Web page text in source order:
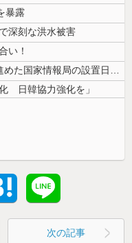
暴露
深刻な洪水被害
い！
（ ´_ゝ`）中国「高市政権が法制化を進めた国家情報局の設置日が7月3...
日韓協力強化を」
次の記事